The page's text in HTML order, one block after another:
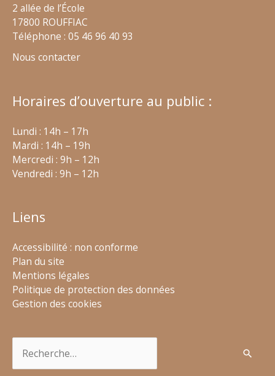
2 allée de l’École
17800 ROUFFIAC
Téléphone : 05 46 96 40 93
Nous contacter
Horaires d’ouverture au public :
Lundi : 14h – 17h
Mardi : 14h – 19h
Mercredi : 9h – 12h
Vendredi : 9h – 12h
Liens
Accessibilité : non conforme
Plan du site
Mentions légales
Politique de protection des données
Gestion des cookies